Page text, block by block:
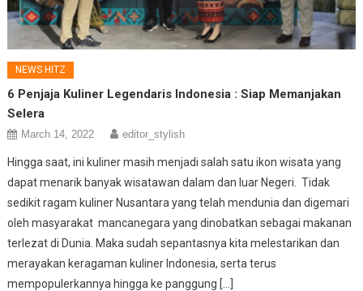
NEWS HITZ
6 Penjaja Kuliner Legendaris Indonesia : Siap Memanjakan
Selera
March 14, 2022 editor_stylish
Hingga saat, ini kuliner masih menjadi salah satu ikon wisata yang
dapat menarik banyak wisatawan dalam dan luar Negeri. Tidak
sedikit ragam kuliner Nusantara yang telah mendunia dan digemari
oleh masyarakat mancanegara yang dinobatkan sebagai makanan
terlezat di Dunia. Maka sudah sepantasnya kita melestarikan dan
merayakan keragaman kuliner Indonesia, serta terus
mempopulerkannya hingga ke panggung […]